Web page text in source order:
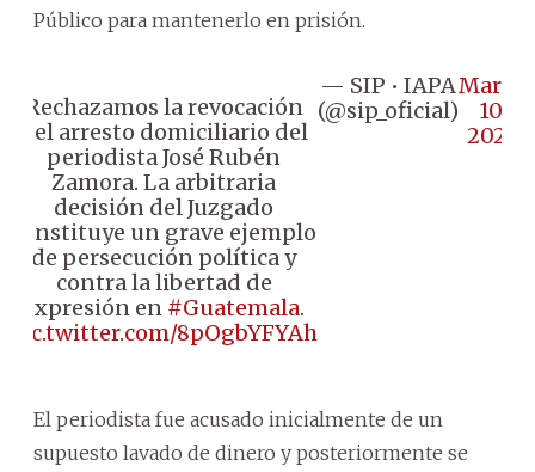
Público para mantenerlo en prisión.
Rechazamos la revocación
del arresto domiciliario del
periodista José Rubén
Zamora. La arbitraria
decisión del Juzgado
constituye un grave ejemplo
de persecución política y
contra la libertad de
expresión en #Guatemala.
pic.twitter.com/8pOgbYFYAh
— SIP • IAPA
(@sip_oficial)
March
10,
2025
El periodista fue acusado inicialmente de un
supuesto lavado de dinero y posteriormente se